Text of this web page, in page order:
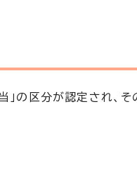
」の区分が認定され、